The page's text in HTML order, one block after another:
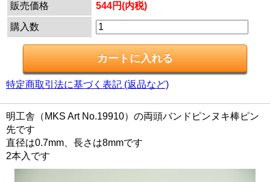
販売価格 544円(内税)
購入数
特定商取引法に基づく表記 (返品など)
明工舎（MKS Art No.19910）の両頭バンドピンヌキ棒ピン
先です
直径は0.7mm、長さは8mmです
2本入です